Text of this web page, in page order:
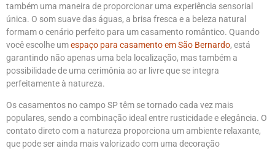
também uma maneira de proporcionar uma experiência sensorial
única. O som suave das águas, a brisa fresca e a beleza natural
formam o cenário perfeito para um casamento romântico. Quando
você escolhe umespaço para casamento em São Bernardo, está
garantindo não apenas uma bela localização, mas também a
possibilidade de uma cerimônia ao ar livre que se integra
perfeitamente à natureza.
Os casamentos no campo SP têm se tornado cada vez mais
populares, sendo a combinação ideal entre rusticidade e elegância. O
contato direto com a natureza proporciona um ambiente relaxante,
que pode ser ainda mais valorizado com uma decoração